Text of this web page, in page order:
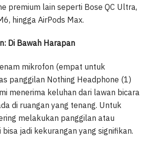
premium lain seperti Bose QC Ultra,
hingga AirPods Max.
Di Bawah Harapan
mikrofon (empat untuk
panggilan Nothing Headphone (1)
menerima keluhan dari lawan bicara
di ruangan yang tenang. Untuk
melakukan panggilan atau
bisa jadi kekurangan yang signifikan.